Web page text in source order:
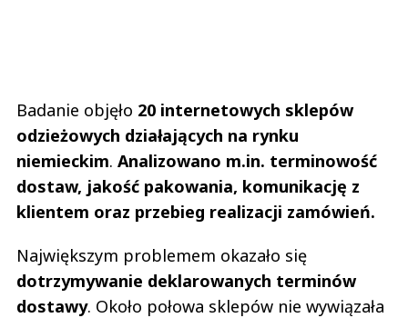
Badanie objęło 20 internetowych sklepów
odzieżowych działających na rynku
niemieckim. Analizowano m.in. terminowość
dostaw, jakość pakowania, komunikację z
klientem oraz przebieg realizacji zamówień.
Największym problemem okazało się
dotrzymywanie deklarowanych terminów
dostawy. Około połowa sklepów nie wywiązała